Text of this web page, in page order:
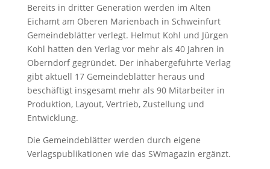
Bereits in dritter Generation werden im Alten
Eichamt am Oberen Marienbach in Schweinfurt
Gemeindeblätter verlegt. Helmut Kohl und Jürgen
Kohl hatten den Verlag vor mehr als 40 Jahren in
Oberndorf gegründet. Der inhabergeführte Verlag
gibt aktuell 17 Gemeindeblätter heraus und
beschäftigt insgesamt mehr als 90 Mitarbeiter in
Produktion, Layout, Vertrieb, Zustellung und
Entwicklung.
Die Gemeindeblätter werden durch eigene
Verlagspublikationen wie das SWmagazin ergänzt.